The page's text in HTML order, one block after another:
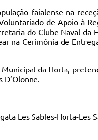
faialense na
de Apoio à
do Clube Naval
na Cerimónia de
da Horta,
D’Olonne.
Les Sables-Horta-Les